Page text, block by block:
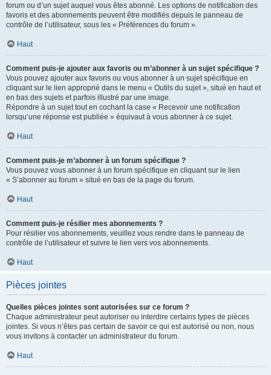
forum ou d’un sujet auquel vous êtes abonné. Les options de notification des
favoris et des abonnements peuvent être modifiés depuis le panneau de
contrôle de l’utilisateur, sous les « Préférences du forum ».
Haut
Comment puis-je ajouter aux favoris ou m’abonner à un sujet spécifique ?
Vous pouvez ajouter aux favoris ou vous abonner à un sujet spécifique en
cliquant sur le lien approprié dans le menu « Outils du sujet », situé en haut et
en bas des sujets et parfois illustré par une image.
Répondre à un sujet tout en cochant la case « Recevoir une notification
lorsqu’une réponse est publiée » équivaut à vous abonner à ce sujet.
Haut
Comment puis-je m’abonner à un forum spécifique ?
Vous pouvez vous abonner à un forum spécifique en cliquant sur le lien
« S’abonner au forum » situé en bas de la page du forum.
Haut
Comment puis-je résilier mes abonnements ?
Pour résilier vos abonnements, veuillez vous rendre dans le panneau de
contrôle de l’utilisateur et suivre le lien vers vos abonnements.
Haut
Pièces jointes
Quelles pièces jointes sont autorisées sur ce forum ?
Chaque administrateur peut autoriser ou interdire certains types de pièces
jointes. Si vous n’êtes pas certain de savoir ce qui est autorisé ou non, nous
vous invitons à contacter un administrateur du forum.
Haut